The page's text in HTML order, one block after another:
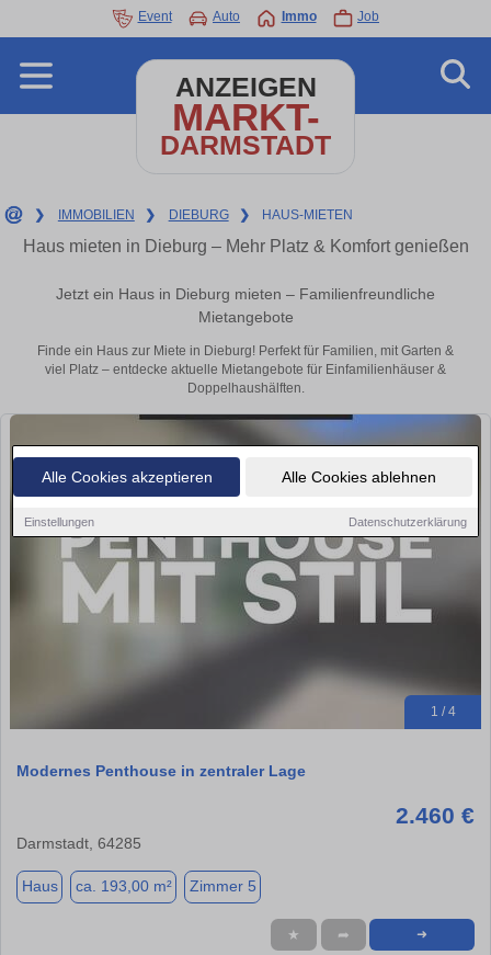
Alle Cookies akzeptieren Alle Cookies ablehnen
Einstellungen Datenschutzerklärung
Event Auto Immo Job
ANZEIGEN
MARKT-
DARMSTADT
❯ IMMOBILIEN ❯ DIEBURG ❯ HAUS-MIETEN
Haus mieten in Dieburg – Mehr Platz & Komfort genießen
Jetzt ein Haus in Dieburg mieten – Familienfreundliche
Mietangebote
Finde ein Haus zur Miete in Dieburg! Perfekt für Familien, mit Garten &
viel Platz – entdecke aktuelle Mietangebote für Einfamilienhäuser &
Doppelhaushälften.
1 / 4
Modernes Penthouse in zentraler Lage
2.460 €
Darmstadt, 64285
Haus ca. 193,00 m² Zimmer 5
★ ➦ ➜